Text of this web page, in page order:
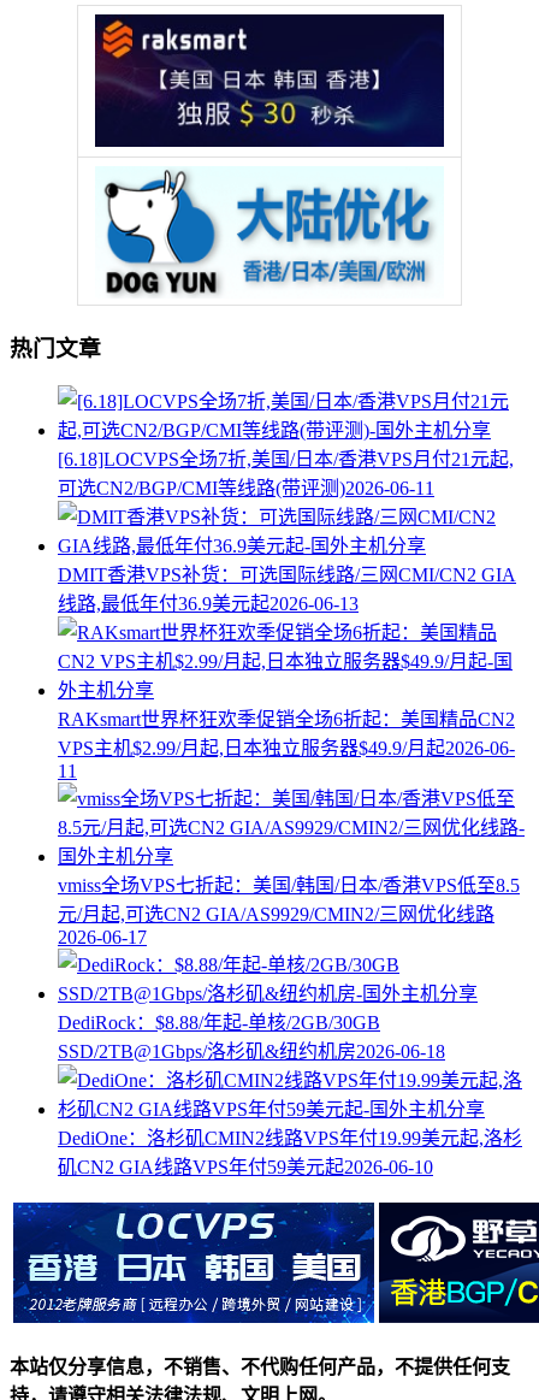
热门文章
[6.18]LOCVPS全场7折,美国/日本/香港VPS月付21元起,
可选CN2/BGP/CMI等线路(带评测)2026-06-11
DMIT香港VPS补货：可选国际线路/三网CMI/CN2 GIA
线路,最低年付36.9美元起2026-06-13
RAKsmart世界杯狂欢季促销全场6折起：美国精品CN2
VPS主机$2.99/月起,日本独立服务器$49.9/月起2026-06-
11
vmiss全场VPS七折起：美国/韩国/日本/香港VPS低至8.5
元/月起,可选CN2 GIA/AS9929/CMIN2/三网优化线路
2026-06-17
DediRock：$8.88/年起-单核/2GB/30GB
SSD/2TB@1Gbps/洛杉矶&纽约机房2026-06-18
DediOne：洛杉矶CMIN2线路VPS年付19.99美元起,洛杉
矶CN2 GIA线路VPS年付59美元起2026-06-10
本站仅分享信息，不销售、不代购任何产品，不提供任何支
持，请遵守相关法律法规、文明上网。